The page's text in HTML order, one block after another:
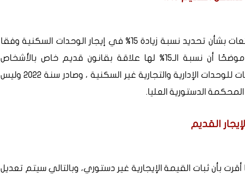
وأكد أنه لا صحة لما تردد من شائعات بشأن تحديد نسبة زيادة 15% في إيجار الوحدات السكنية وفقا
لتعديلات قانون الايجار القديم، موضحًا أن نسبة الـ15% لها علاقة بقانون قديم خاص بالأشخاص
الاعتبارية، وهم الحكومة والشركات للوحدات الإدارية والتجارية غير السكنية ، وصادر سنة 2022 وليس
الدستورية العليا.
القديم
بأن ثبات القيمة الإيجارية غير دستوري، وبالتالي سيتم تعديل